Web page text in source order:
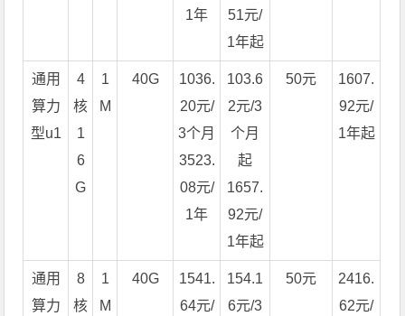
1年
51元/
1年起
通用
算力
型u1
4
核
1
6
G
1
M
40G
1036.
20元/
3个月
3523.
08元/
1年
103.6
2元/3
个月
起
1657.
92元/
1年起
50元
1607.
92元/
1年起
通用
算力
8
核
1
M
40G
1541.
64元/
154.1
6元/3
50元
2416.
62元/